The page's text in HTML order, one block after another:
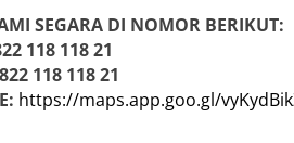
SEGARA DI NOMOR BERIKUT:
118 118 21
118 118 21
https://maps.app.goo.gl/